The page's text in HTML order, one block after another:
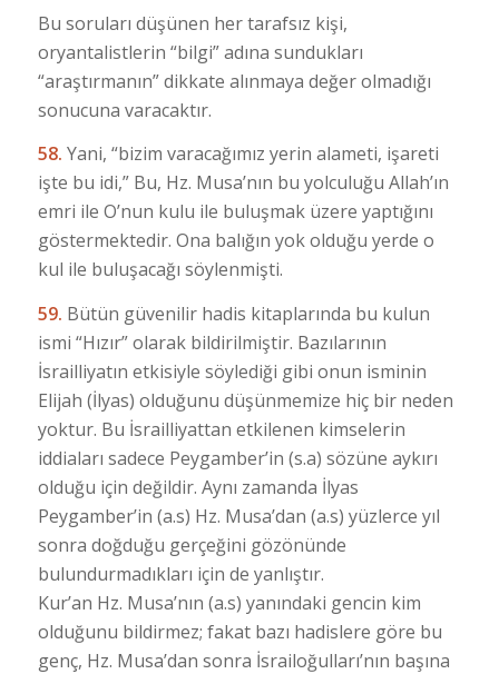
Bu soruları düşünen her tarafsız kişi,
oryantalistlerin “bilgi” adına sundukları
“araştırmanın” dikkate alınmaya değer olmadığı
sonucuna varacaktır.
58. Yani, “bizim varacağımız yerin alameti, işareti
işte bu idi,” Bu, Hz. Musa’nın bu yolculuğu Allah’ın
emri ile O’nun kulu ile buluşmak üzere yaptığını
göstermektedir. Ona balığın yok olduğu yerde o
kul ile buluşacağı söylenmişti.
59. Bütün güvenilir hadis kitaplarında bu kulun
ismi “Hızır” olarak bildirilmiştir. Bazılarının
İsrailliyatın etkisiyle söylediği gibi onun isminin
Elijah (İlyas) olduğunu düşünmemize hiç bir neden
yoktur. Bu İsrailliyattan etkilenen kimselerin
iddiaları sadece Peygamber’in (s.a) sözüne aykırı
olduğu için değildir. Aynı zamanda İlyas
Peygamber’in (a.s) Hz. Musa’dan (a.s) yüzlerce yıl
sonra doğduğu gerçeğini gözönünde
bulundurmadıkları için de yanlıştır.
Kur’an Hz. Musa’nın (a.s) yanındaki gencin kim
olduğunu bildirmez; fakat bazı hadislere göre bu
genç, Hz. Musa’dan sonra İsrailoğulları’nın başına